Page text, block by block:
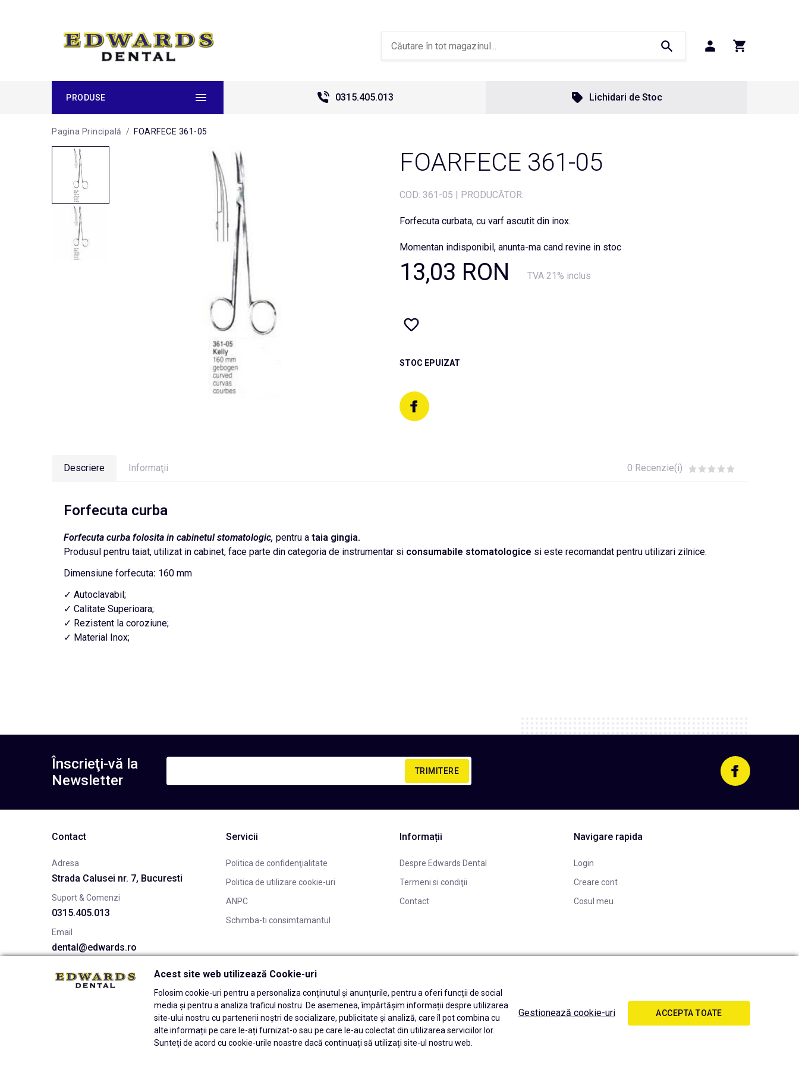
PRODUSE 0315.405.013 Lichidari de Stoc
Pagina Principală / FOARFECE 361-05
FOARFECE 361-05
COD: 361-05 | PRODUCĂTOR:
Forfecuta curbata, cu varf ascutit din inox.
Momentan indisponibil, anunta-ma cand revine in stoc
13,03 RON TVA 21% inclus
STOC EPUIZAT
Descriere Informaţii 0 Recenzie(i)
Forfecuta curba
Forfecuta curba folosita in cabinetul stomatologic, pentru a taia gingia.
Produsul pentru taiat, utilizat in cabinet, face parte din categoria de instrumentar si consumabile stomatologice si este recomandat pentru utilizari zilnice.
Dimensiune forfecuta: 160 mm
✓ Autoclavabil;
✓ Calitate Superioara;
✓ Rezistent la coroziune;
✓ Material Inox;
Înscrieţi-vă la
Newsletter
TRIMITERE
Contact
Adresa
Strada Calusei nr. 7, Bucuresti
Suport & Comenzi
0315.405.013
Email
dental@edwards.ro
Servicii
Politica de confidenţialitate
Politica de utilizare cookie-uri
ANPC
Schimba-ti consimtamantul
Informații
Despre Edwards Dental
Termeni si condiţii
Contact
Navigare rapida
Login
Creare cont
Cosul meu
Acest site web utilizează Cookie-uri
Folosim cookie-uri pentru a personaliza conținutul și anunțurile, pentru a oferi funcții de social
media și pentru a analiza traficul nostru. De asemenea, împărtășim informații despre utilizarea
site-ului nostru cu partenerii noștri de socializare, publicitate și analiză, care îl pot combina cu
alte informații pe care le-ați furnizat-o sau pe care le-au colectat din utilizarea serviciilor lor.
Sunteți de acord cu cookie-urile noastre dacă continuați să utilizați site-ul nostru web.
Gestionează cookie-uri ACCEPTA TOATE
© 2026 Edwards Dental Powered byblugento